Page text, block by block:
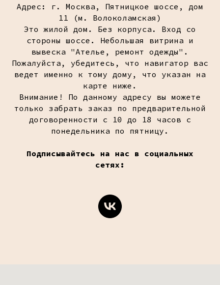
Адрес: г. Москва, Пятницкое шоссе, дом
11 (м. Волоколамская)
Это жилой дом. Без корпуса. Вход со
стороны шоссе. Небольшая витрина и
вывеска "Ателье, ремонт одежды".
Пожалуйста, убедитесь, что навигатор вас
ведет именно к тому дому, что указан на
карте ниже.
Внимание! По данному адресу вы можете
только забрать заказ по предварительной
договоренности с 10 до 18 часов с
понедельника по пятницу.
Подписывайтесь на нас в социальных
сетях: